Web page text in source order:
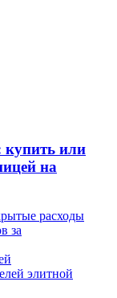
купить или
на
расходы
за
элитной